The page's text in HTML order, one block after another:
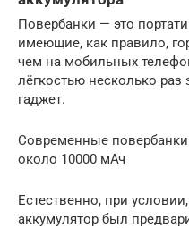
Повербанки — это
имеющие, как правило,
чем на мобильных
лёгкостью несколько
гаджет.
Современные
около 10000 мАч
Естественно, при
аккумулятор был